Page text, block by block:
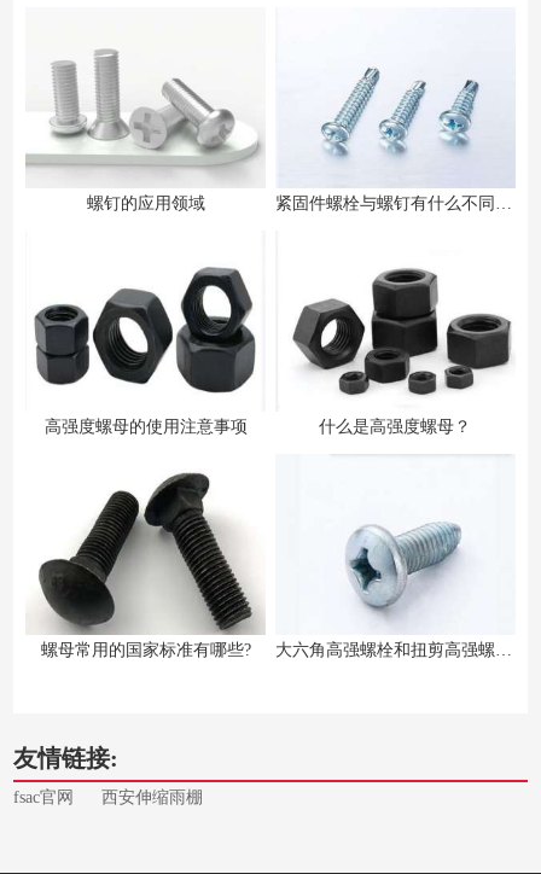
螺钉的应用领域 紧固件螺栓与螺钉有什么不同之处
高强度螺母的使用注意事项 什么是高强度螺母？
螺母常用的国家标准有哪些? 大六角高强螺栓和扭剪高强螺栓的区别
友情链接:
fsac官网 西安伸缩雨棚